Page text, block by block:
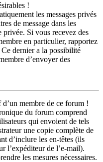
!
les messages privés
de message dans les
privée. Si vous recevez des
en particulier, rapportez
Ce dernier a la possibilité
d’envoyer des
membre de ce forum !
du forum comprend
qui envoient de tels
une copie complète de
d’inclure les en-têtes (ils
l’expéditeur de l’e-mail).
les mesures nécessaires.